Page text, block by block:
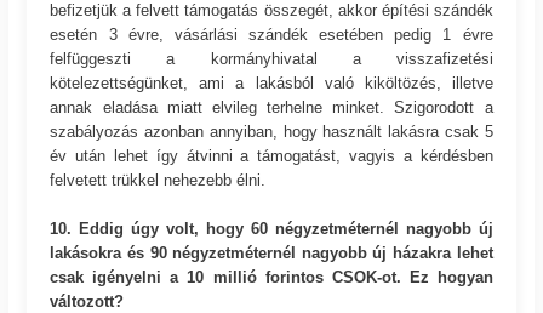
befizetjük a felvett támogatás összegét, akkor építési szándék
esetén 3 évre, vásárlási szándék esetében pedig 1 évre
felfüggeszti a kormányhivatal a visszafizetési
kötelezettségünket, ami a lakásból való kiköltözés, illetve
annak eladása miatt elvileg terhelne minket. Szigorodott a
szabályozás azonban annyiban, hogy használt lakásra csak 5
év után lehet így átvinni a támogatást, vagyis a kérdésben
felvetett trükkel nehezebb élni.
10. Eddig úgy volt, hogy 60 négyzetméternél nagyobb új
lakásokra és 90 négyzetméternél nagyobb új házakra lehet
csak igényelni a 10 millió forintos CSOK-ot. Ez hogyan
változott?